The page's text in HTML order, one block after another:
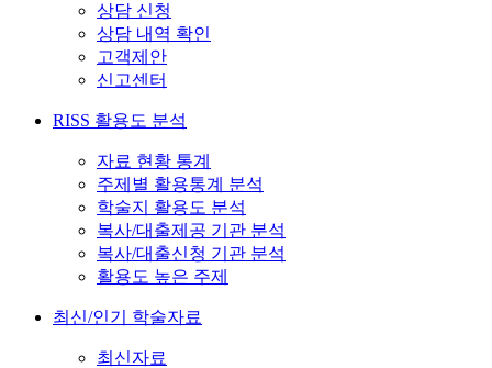
상담 신청
상담 내역 확인
고객제안
신고센터
RISS 활용도 분석
자료 현황 통계
주제별 활용통계 분석
학술지 활용도 분석
복사/대출제공 기관 분석
복사/대출신청 기관 분석
활용도 높은 주제
최신/인기 학술자료
최신자료